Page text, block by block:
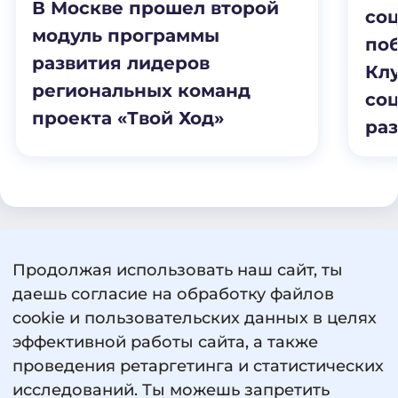
В Москве прошел второй
модуль программы
развития лидеров
региональных команд
проекта «Твой Ход»
Продолжая использовать наш сайт, ты
даешь согласие на обработку файлов
cookie и пользовательских данных в целях
эффективной работы сайта, а также
проведения ретаргетинга и статистических
исследований. Ты можешь запретить
Пользовательское соглашение
Политика обработки персональных данных
Сведения об образовательной организации